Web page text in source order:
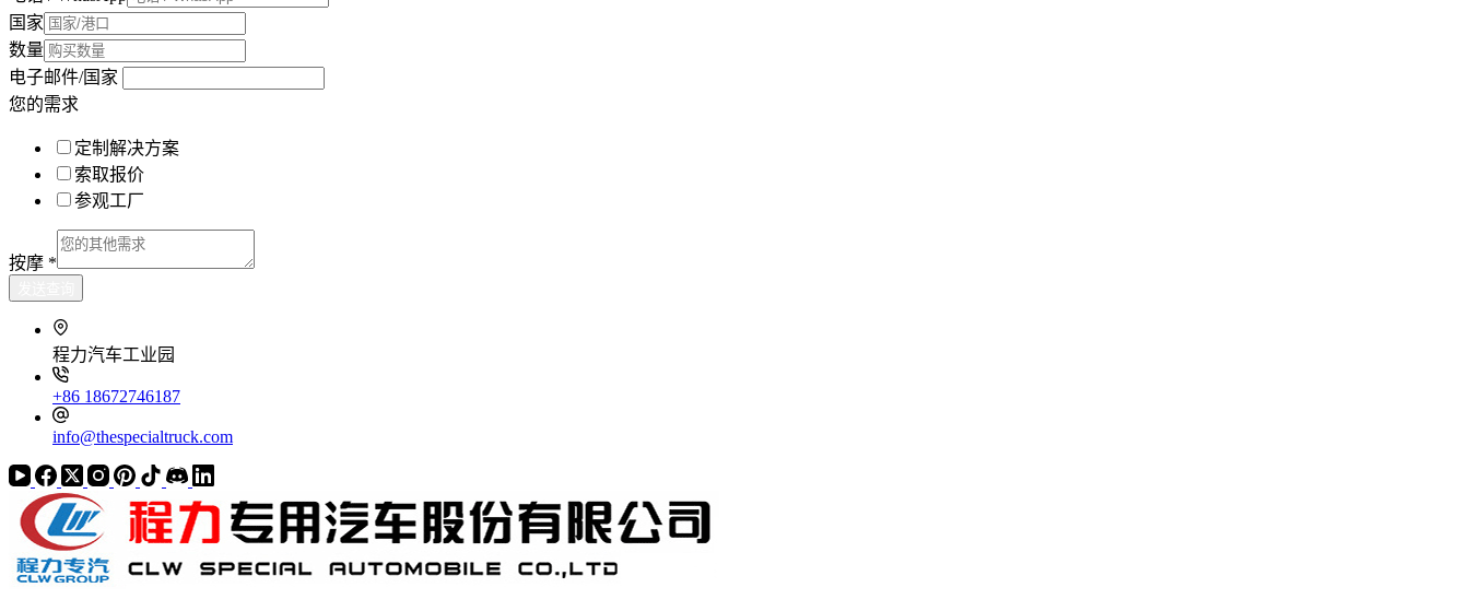
国家
数量
电子邮件/国家
您的需求
定制解决方案
索取报价
参观工厂
按摩 *
程力汽车工业园
+86 18672746187
info@thespecialtruck.com